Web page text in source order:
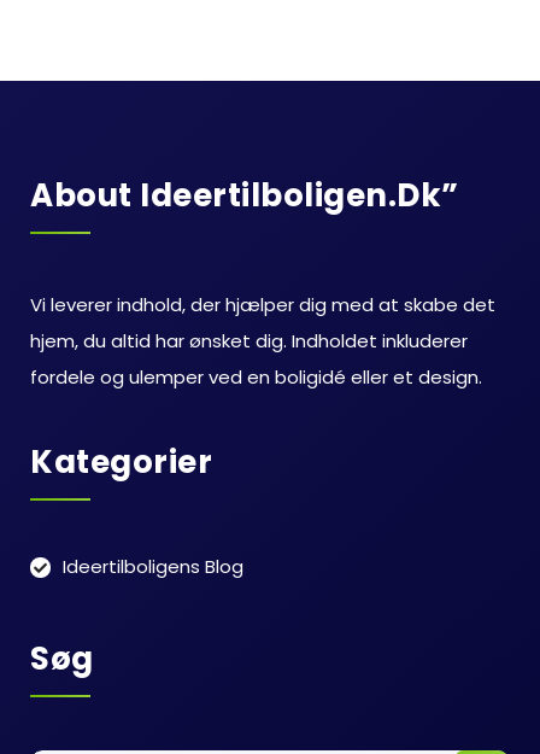
About Ideertilboligen.dk”
Vi leverer indhold, der hjælper dig med at skabe det
hjem, du altid har ønsket dig. Indholdet inkluderer
fordele og ulemper ved en boligidé eller et design.
Kategorier
Ideertilboligens Blog
Søg